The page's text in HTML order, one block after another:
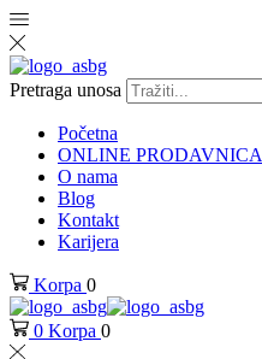
Pretraga unosa
Početna
ONLINE PRODAVNICA
O nama
Blog
Kontakt
Karijera
Korpa 0
0 Korpa 0